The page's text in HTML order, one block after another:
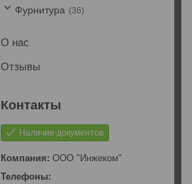
Фурнитура 36
О нас
Отзывы
Наличие документов
ООО "Инжеком"